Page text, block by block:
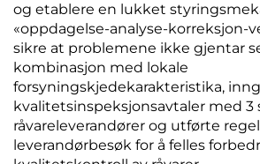
og etablere en lukket
«oppdagelse-analyse-korreksjon-
sikre at problemene ikke gjentar
kombinasjon med lokale
forsyningskjedekarakteristika,
kvalitetsinspeksjonsavtaler med 3
råvareleverandører og utførte
leverandørbesøk for å felles